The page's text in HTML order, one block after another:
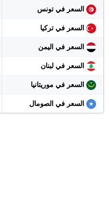
السعر في تونس
السعر في تركيا
السعر في اليمن
السعر في لبنان
السعر في موريتانيا
السعر في الصومال